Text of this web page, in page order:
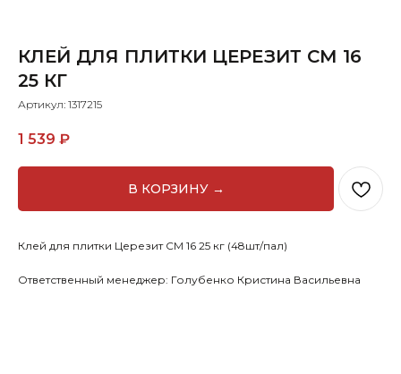
КЛЕЙ ДЛЯ ПЛИТКИ ЦЕРЕЗИТ СМ 16
25 КГ
Артикул: 1317215
1 539 ₽
В КОРЗИНУ →
Клей для плитки Церезит СМ 16 25 кг (48шт/пал)
Ответственный менеджер: Голубенко Кристина Васильевна